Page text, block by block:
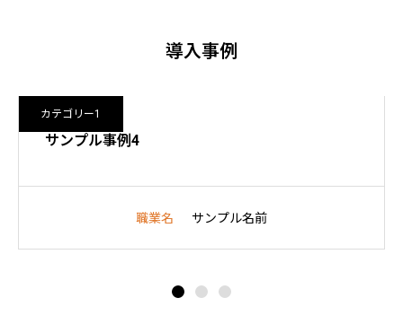
導入事例
カテゴリー1
サンプル事例4
職業名 サンプル名前